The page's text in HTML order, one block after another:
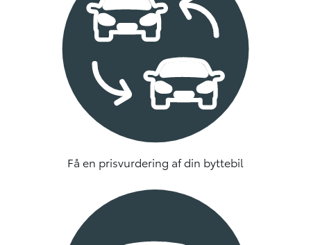
Få en prisvurdering af din byttebil